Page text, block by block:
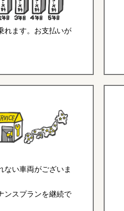
れます。お支払いが
い車両がございま
ンスプランを継続で